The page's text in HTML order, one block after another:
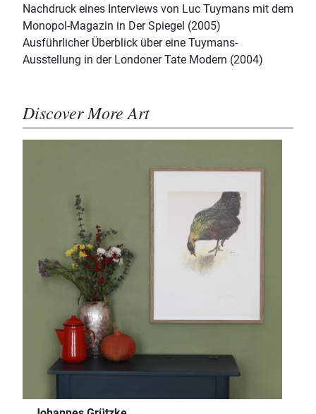
Nachdruck eines Interviews von Luc Tuymans mit dem
Monopol-Magazin in Der Spiegel (2005)
Ausführlicher Überblick über eine Tuymans-
Ausstellung in der Londoner Tate Modern (2004)
Discover More Art